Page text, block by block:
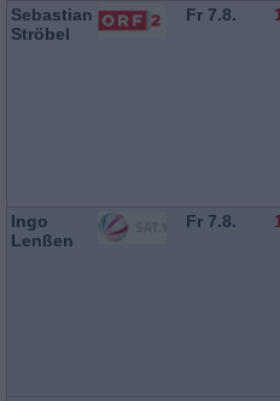
Sebastian
Ströbel
Fr 7.8.
Ingo
Lenßen
Fr 7.8.